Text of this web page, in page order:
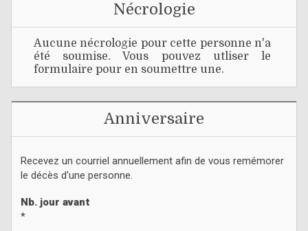
Nécrologie
Aucune nécrologie pour cette personne n'a
été soumise. Vous pouvez utliser le
formulaire pour en soumettre une.
Anniversaire
Recevez un courriel annuellement afin de vous remémorer
le décès d'une personne.
Nb. jour avant
*